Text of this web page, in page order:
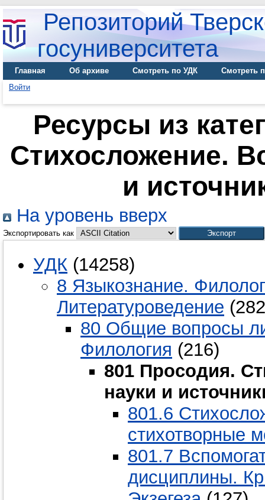
Репозиторий
госуниверситета
Главная Об архиве Смотреть по УДК
Смотреть
Войти
Ресурсы из
Стихосложение.
и
На уровень вверх
Экспортировать как
УДК (14258)
8 Языкознание.
Литературоведение
80 Общие вопросы
Филология (216)
801 Просодия.
науки и
801.6
стихотворные
801.7
дисциплины.